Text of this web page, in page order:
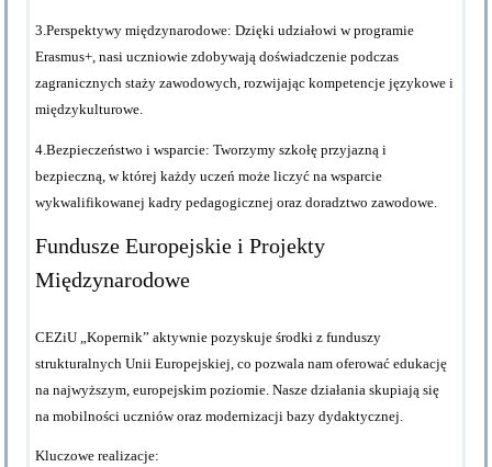
3.Perspektywy międzynarodowe: Dzięki udziałowi w programie
Erasmus+, nasi uczniowie zdobywają doświadczenie podczas
zagranicznych staży zawodowych, rozwijając kompetencje językowe i
międzykulturowe.
4.Bezpieczeństwo i wsparcie: Tworzymy szkołę przyjazną i
bezpieczną, w której każdy uczeń może liczyć na wsparcie
wykwalifikowanej kadry pedagogicznej oraz doradztwo zawodowe.
Fundusze Europejskie i Projekty
Międzynarodowe
CEZiU „Kopernik” aktywnie pozyskuje środki z funduszy
strukturalnych Unii Europejskiej, co pozwala nam oferować edukację
na najwyższym, europejskim poziomie. Nasze działania skupiają się
na mobilności uczniów oraz modernizacji bazy dydaktycznej.
Kluczowe realizacje: